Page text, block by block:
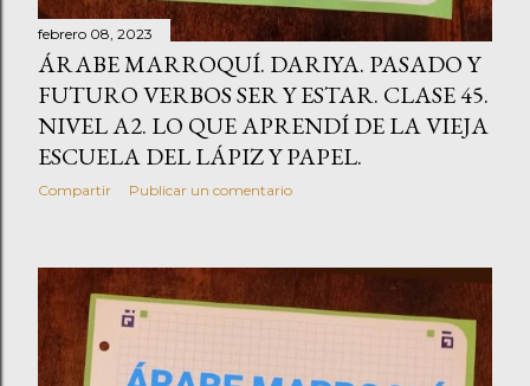
febrero 08, 2023
ÁRABE MARROQUÍ. DARIYA. PASADO Y
FUTURO VERBOS SER Y ESTAR. CLASE 45.
NIVEL A2. LO QUE APRENDÍ DE LA VIEJA
ESCUELA DEL LÁPIZ Y PAPEL.
Compartir Publicar un comentario